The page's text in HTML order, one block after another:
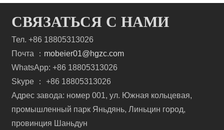
СВЯЗАТЬСЯ С НАМИ
Тел. +86 18805313026
Почта ： mobeier01@hgzc.com
WhatsApp: +86 18805313026
Skype ： +86 18805313026
Адрес завода: номер 001, ул. Южная кольцевая,
промышленный парк Яньдянь, Линьцин город,
провинция Шаньдун